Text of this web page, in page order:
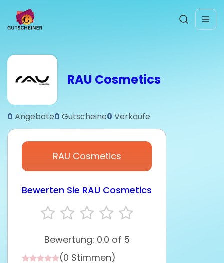
RAU Cosmetics
0 Angebote0 Gutscheine0 Verkäufe
RAU Cosmetics
Bewerten Sie RAU Cosmetics
Bewertung: 0.0 of 5
(0 Stimmen)